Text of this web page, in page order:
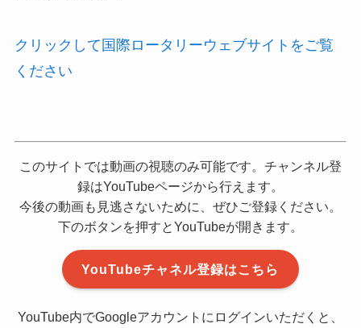
クリックして国際ロータリーウェブサイトをご覧
ください
このサイトでは動画の視聴のみ可能です。チャンネル登
録はYouTubeページから行えます。
今後の動画も見逃さないために、ぜひご登録ください。
下のボタンを押すとYouTubeが開きます。
YouTubeチャネル登録はこちら
YouTube内でGoogleアカウントにログインいただくと、